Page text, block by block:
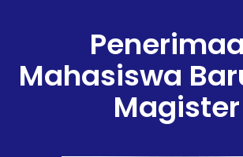
Mahasiswa
Magister